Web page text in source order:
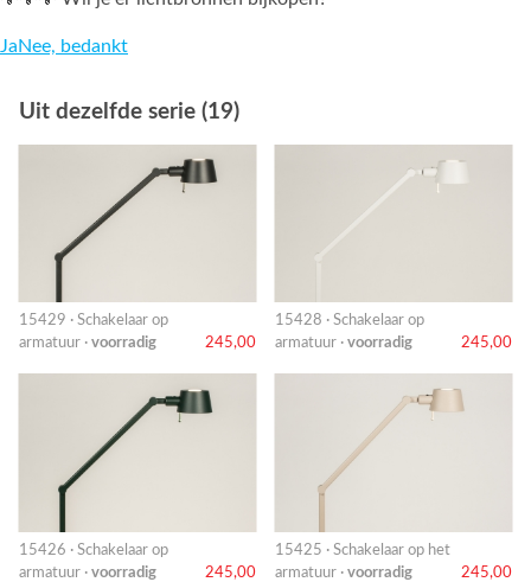
JaNee, bedankt
Uit dezelfde serie (19)
15429 · Schakelaar op
armatuur · voorradig 245,00
15428 · Schakelaar op
armatuur · voorradig 245,00
15426 · Schakelaar op
armatuur · voorradig 245,00
15425 · Schakelaar op het
armatuur · voorradig 245,00